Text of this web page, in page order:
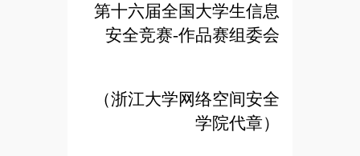
第十六届全国大学生信息
安全竞赛-作品赛组委会
（浙江大学网络空间安全
学院代章）